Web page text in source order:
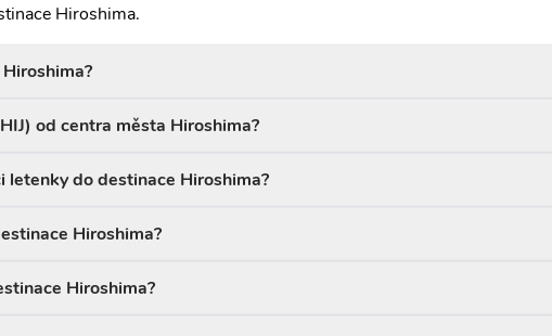
Hiroshima.
od centra města Hiroshima?
letenky do destinace Hiroshima?
Hiroshima?
Hiroshima?